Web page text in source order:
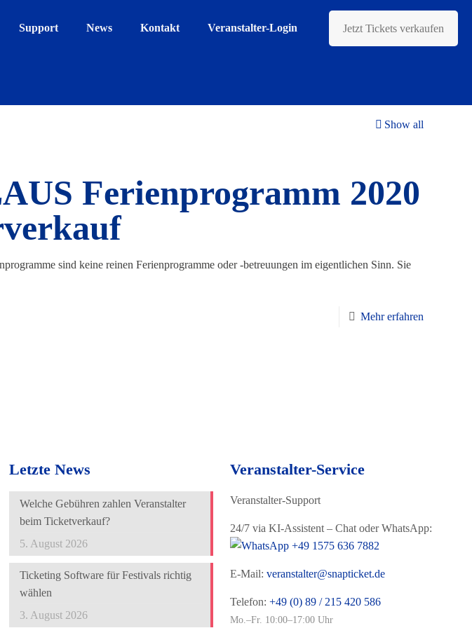
Support News Kontakt Veranstalter-Login Jetzt Tickets verkaufen
Show all
Ferienprogramm 2020
sind keine reinen Ferienprogramme oder -betreuungen im eigentlichen Sinn. Sie
Mehr erfahren
Letzte News
Welche Gebühren zahlen Veranstalter
beim Ticketverkauf?
5. August 2026
Ticketing Software für Festivals richtig
wählen
3. August 2026
Veranstalter-Service
Veranstalter-Support
24/7 via KI-Assistent – Chat oder WhatsApp:
+49 1575 636 7882
E-Mail: veranstalter@snapticket.de
Telefon: +49 (0) 89 / 215 420 586
Mo.–Fr. 10:00–17:00 Uhr